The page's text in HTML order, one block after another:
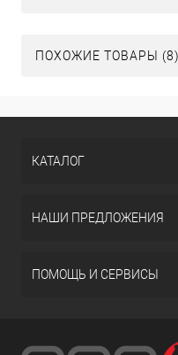
ПОХОЖИЕ ТОВАРЫ (8)
КАТАЛОГ
НАШИ ПРЕДЛОЖЕНИЯ
ПОМОЩЬ И СЕРВИСЫ